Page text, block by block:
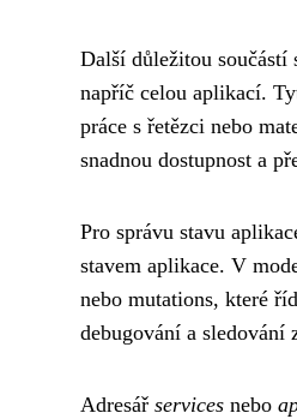
Další důležitou součástí
napříč celou aplikací.
práce s řetězci nebo
snadnou dostupnost a
Pro správu stavu
stavem aplikace. V
nebo mutations, které
debugování a
Adresář services nebo